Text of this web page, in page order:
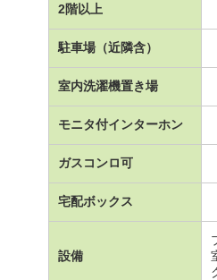
2階以上
駐車場（近隣含）
室内洗濯機置き場
モニタ付インターホン
ガスコンロ可
宅配ボックス
設備